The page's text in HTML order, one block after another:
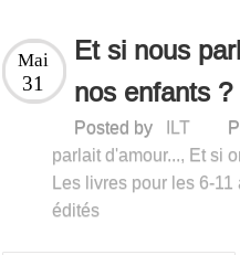
Et si nous
nos enfants ?
Mai
31
Posted by ILT
parlait d'amour..., Et si
Les livres pour les 6-11
édités